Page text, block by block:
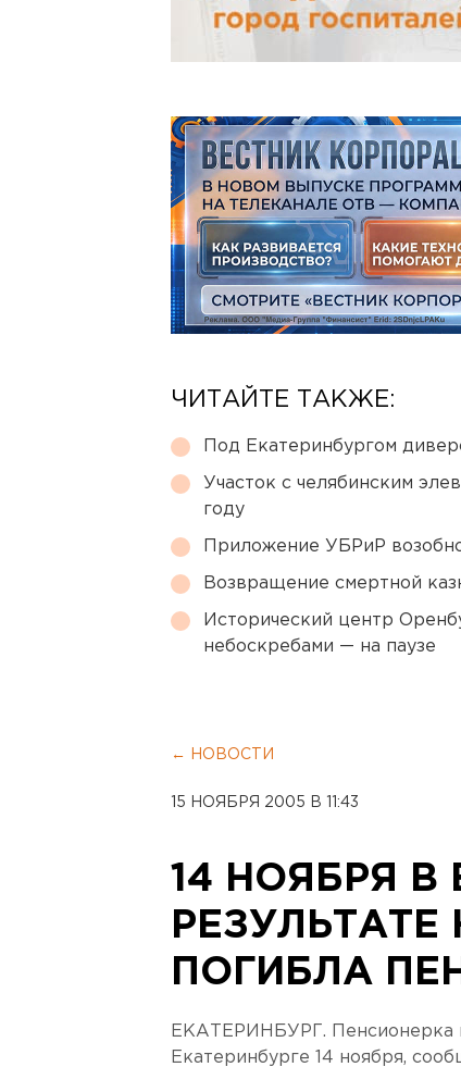
ЧИТАЙТЕ ТАКЖЕ:
Под Екатеринбургом
Участок с челябинским
году
Приложение УБРиР
Возвращение смертной
Исторический центр
небоскребами — на паузе
← НОВОСТИ
15 НОЯБРЯ 2005 В 11:43
14 НОЯБРЯ В
ПОГИБЛА
ЕКАТЕРИНБУРГ. Пенсионерка
Екатеринбурге 14 ноября,